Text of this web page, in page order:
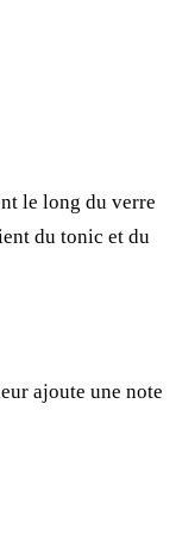
le long du verre
du tonic et du
ajoute une note